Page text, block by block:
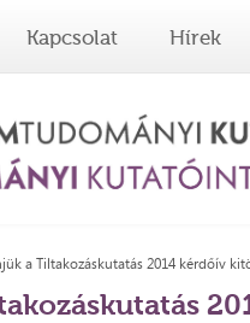
Kapcsolat Hírek
a Tiltakozáskutatás 2014 kérdőív